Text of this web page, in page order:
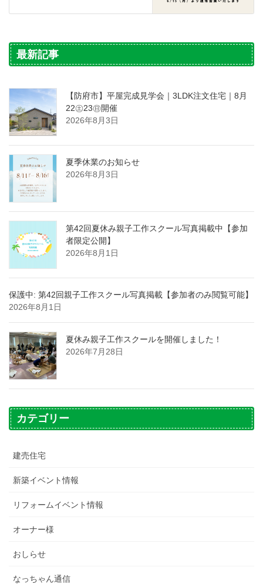
最新記事
【防府市】平屋完成見学会｜3LDK注文住宅｜8月
22㊏23㊐開催
2026年8月3日
夏季休業のお知らせ
2026年8月3日
第42回夏休み親子工作スクール写真掲載中【参加
者限定公開】
2026年8月1日
保護中: 第42回親子工作スクール写真掲載【参加者のみ閲覧可能】
2026年8月1日
夏休み親子工作スクールを開催しました！
2026年7月28日
カテゴリー
建売住宅
新築イベント情報
リフォームイベント情報
オーナー様
おしらせ
なっちゃん通信